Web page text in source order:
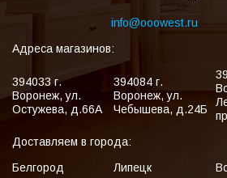
info@ooowest.ru
Адреса магазинов:
394033 г.
Воронеж,ул.
Остужева, д.66А
394084 г.
Воронеж,ул.
Чебышева, д.24Б
Доставляем в города:
Белгород
Липецк